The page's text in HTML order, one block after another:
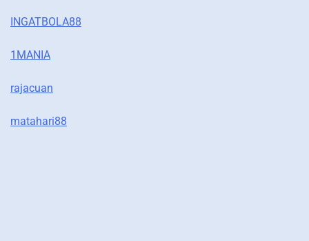
INGATBOLA88
1MANIA
rajacuan
matahari88